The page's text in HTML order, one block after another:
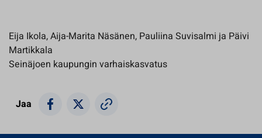
Eija Ikola, Aija-Marita Näsänen, Pauliina Suvisalmi ja Päivi
Martikkala
Seinäjoen kaupungin varhaiskasvatus
Jaa